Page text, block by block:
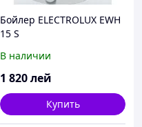
Бойлер ELECTROLUX EWH
15 S
В наличии
1 820лей
Купить